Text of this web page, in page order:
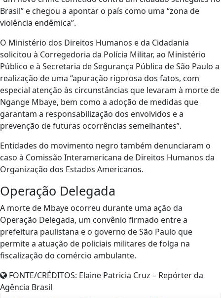
Brasil” e chegou a apontar o país como uma “zona de
violência endêmica”.
O Ministério dos Direitos Humanos e da Cidadania
solicitou à Corregedoria da Polícia Militar, ao Ministério
Público e à Secretaria de Segurança Pública de São Paulo a
realização de uma “apuração rigorosa dos fatos, com
especial atenção às circunstâncias que levaram à morte de
Ngange Mbaye, bem como a adoção de medidas que
garantam a responsabilização dos envolvidos e a
prevenção de futuras ocorrências semelhantes”.
Entidades do movimento negro também denunciaram o
caso à Comissão Interamericana de Direitos Humanos da
Organização dos Estados Americanos.
Operação Delegada
A morte de Mbaye ocorreu durante uma ação da
Operação Delegada, um convênio firmado entre a
prefeitura paulistana e o governo de São Paulo que
permite a atuação de policiais militares de folga na
fiscalização do comércio ambulante.
FONTE/CRÉDITOS: Elaine Patricia Cruz – Repórter da
Agência Brasil